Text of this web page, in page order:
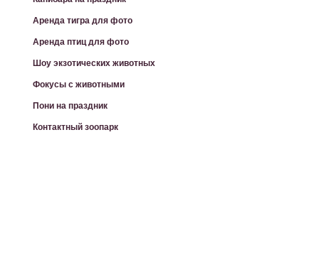
Аренда тигра для фото
Аренда птиц для фото
Шоу экзотических животных
Фокусы с животными
Пони на праздник
Контактный зоопарк